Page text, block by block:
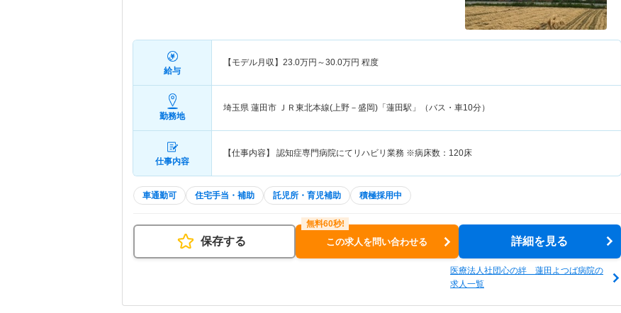
給与
【モデル月収】 23.0万円～30.0万円 程度
勤務地
埼玉県 蓮田市 ＪＲ東北本線(上野－盛岡)「蓮田駅」（バス・車10分）
仕事内容
【仕事内容】 認知症専門病院にてリハビリ業務 ※病床数：120床
車通勤可 住宅手当・補助 託児所・育児補助 積極採用中
保存する この求人を問い合わせる 詳細を見る
医療法人社団心の絆 蓮田よつば病院の
求人一覧